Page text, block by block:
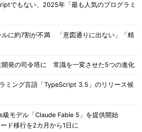
でもない、2025年「最も人気のプログラミ
ルに約7割が不満 「意図通りに出ない」「精
開発の司令塔に 常識を一変させた5つの進化
ミング言語「TypeScript 3.5」のリリース候
モデル「Claude Fable 5」を提供開始
ド移行を2カ月から1日に